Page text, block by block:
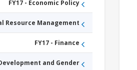
FY17 - Economic Policy
Resource Management
FY17 - Finance
and Gender